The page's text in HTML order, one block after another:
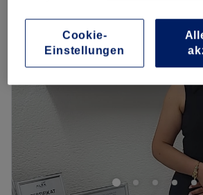
Cookie-
Einstellungen